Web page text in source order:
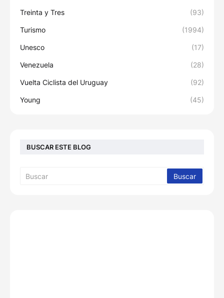
Treinta y Tres (93)
Turismo (1994)
Unesco (17)
Venezuela (28)
Vuelta Ciclista del Uruguay (92)
Young (45)
BUSCAR ESTE BLOG